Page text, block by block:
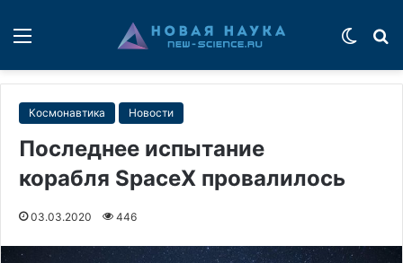
Космонавтика Новости
Последнее испытание
корабля SpaceX провалилось
03.03.2020 446